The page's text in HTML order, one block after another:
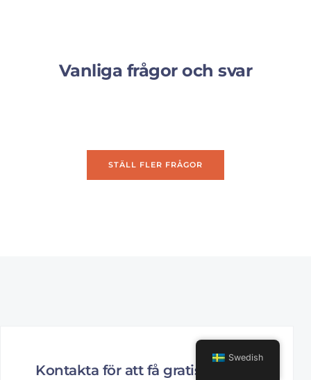
Vanliga frågor och svar
STÄLL FLER FRÅGOR
Kontakta för att få gratis prov
Swedish